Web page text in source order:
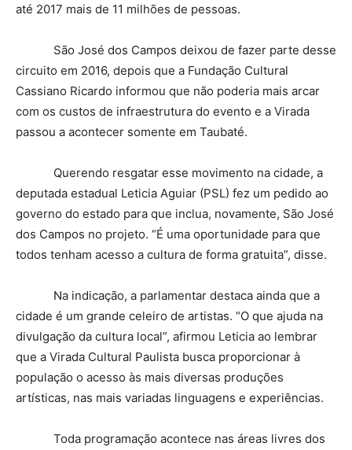
até 2017 mais de 11 milhões de pessoas.
São José dos Campos deixou de fazer parte desse
circuito em 2016, depois que a Fundação Cultural
Cassiano Ricardo informou que não poderia mais arcar
com os custos de infraestrutura do evento e a Virada
passou a acontecer somente em Taubaté.
Querendo resgatar esse movimento na cidade, a
deputada estadual Leticia Aguiar (PSL) fez um pedido ao
governo do estado para que inclua, novamente, São José
dos Campos no projeto. “É uma oportunidade para que
todos tenham acesso a cultura de forma gratuita”, disse.
Na indicação, a parlamentar destaca ainda que a
cidade é um grande celeiro de artistas. “O que ajuda na
divulgação da cultura local”, afirmou Leticia ao lembrar
que a Virada Cultural Paulista busca proporcionar à
população o acesso às mais diversas produções
artísticas, nas mais variadas linguagens e experiências.
Toda programação acontece nas áreas livres dos